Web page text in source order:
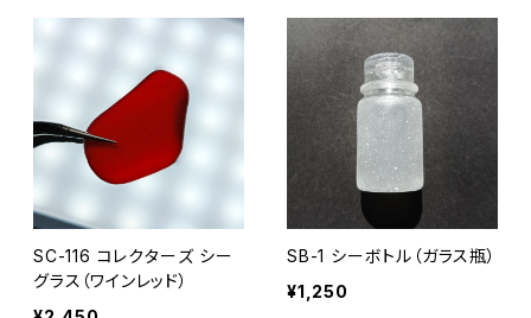
SC-116 コレクターズ シー
グラス（ワインレッド）
SB-1 シーボトル（ガラス瓶）
¥1,250